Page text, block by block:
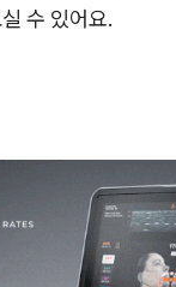
수 있어요.